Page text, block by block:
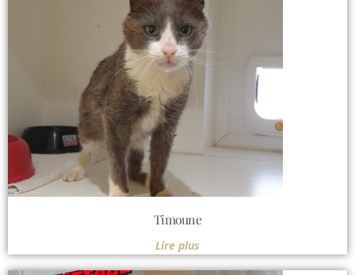
Timoune
Lire plus